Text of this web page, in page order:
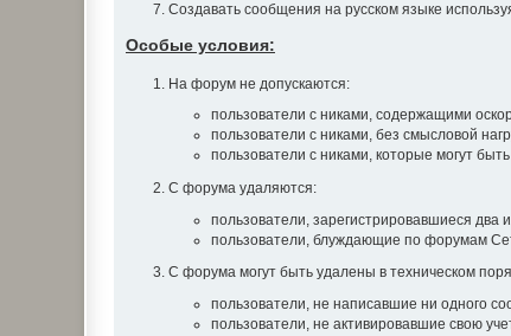
Создавать сообщения на русском языке
Особые условия:
На форум не допускаются:
пользователи с никами, содержащими
пользователи с никами, без смысловой
пользователи с никами, которые могут
С форума удаляются:
пользователи, зарегистрировавшиеся
пользователи, блуждающие по форумам
С форума могут быть удалены в техническом
пользователи, не написавшие ни одного
пользователи, не активировавшие свою